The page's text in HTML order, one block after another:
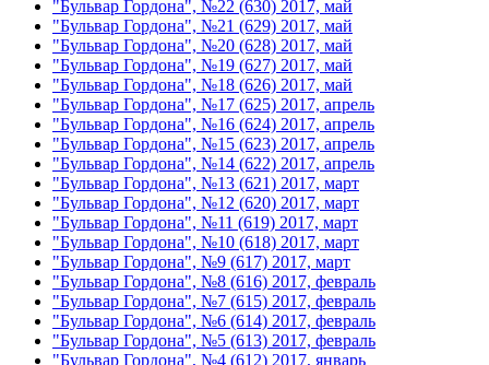
"Бульвар Гордона", №22 (630) 2017, май
"Бульвар Гордона", №21 (629) 2017, май
"Бульвар Гордона", №20 (628) 2017, май
"Бульвар Гордона", №19 (627) 2017, май
"Бульвар Гордона", №18 (626) 2017, май
"Бульвар Гордона", №17 (625) 2017, апрель
"Бульвар Гордона", №16 (624) 2017, апрель
"Бульвар Гордона", №15 (623) 2017, апрель
"Бульвар Гордона", №14 (622) 2017, апрель
"Бульвар Гордона", №13 (621) 2017, март
"Бульвар Гордона", №12 (620) 2017, март
"Бульвар Гордона", №11 (619) 2017, март
"Бульвар Гордона", №10 (618) 2017, март
"Бульвар Гордона", №9 (617) 2017, март
"Бульвар Гордона", №8 (616) 2017, февраль
"Бульвар Гордона", №7 (615) 2017, февраль
"Бульвар Гордона", №6 (614) 2017, февраль
"Бульвар Гордона", №5 (613) 2017, февраль
"Бульвар Гордона", №4 (612) 2017, январь